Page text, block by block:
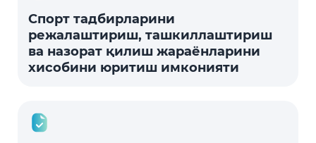
Спорт тадбирларини
режалаштириш, ташкиллаштириш
ва назорат қилиш жараёнларини
хисобини юритиш имконияти